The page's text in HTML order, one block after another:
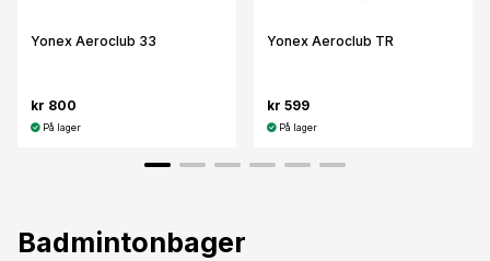
Yonex Aeroclub 33
kr 800
På lager
Yonex Aeroclub TR
kr 599
På lager
Badmintonbager